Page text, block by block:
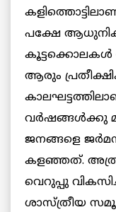
പക്ഷേ ആധുനിക
കൂട്ടക്കൊലകള്‍
ആരും
വർഷങ്ങൾക്കു
ജനങ്ങളെ
കളഞ്ഞത്.
വെറുപ്പു
ശാസ്ത്രീയ